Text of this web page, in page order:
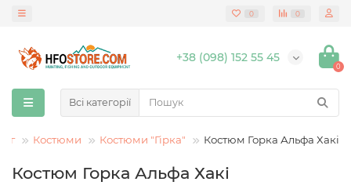
0 0
+38 (098) 152 55 45
0
Всі категорії
Костюми Костюми "Гірка" Костюм Горка Альфа Хакі
Костюм Горка Альфа Хакі